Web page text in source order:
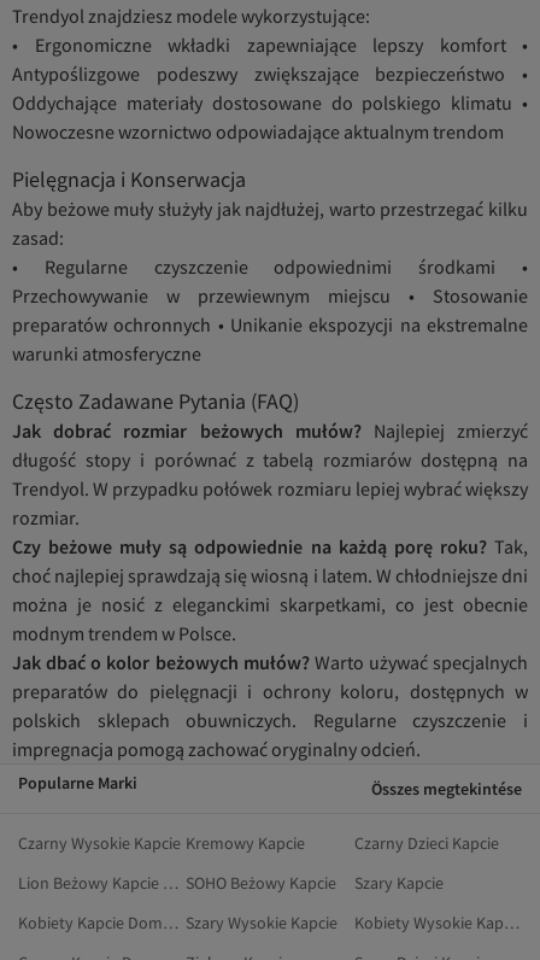
Trendyol znajdziesz modele wykorzystujące:
• Ergonomiczne wkładki zapewniające lepszy komfort •
Antypoślizgowe podeszwy zwiększające bezpieczeństwo •
Oddychające materiały dostosowane do polskiego klimatu •
Nowoczesne wzornictwo odpowiadające aktualnym trendom
Pielęgnacja i Konserwacja
Aby beżowe muły służyły jak najdłużej, warto przestrzegać kilku
zasad:
• Regularne czyszczenie odpowiednimi środkami •
Przechowywanie w przewiewnym miejscu • Stosowanie
preparatów ochronnych • Unikanie ekspozycji na ekstremalne
warunki atmosferyczne
Często Zadawane Pytania (FAQ)
Jak dobrać rozmiar beżowych mułów?Najlepiej zmierzyć
długość stopy i porównać z tabelą rozmiarów dostępną na
Trendyol. W przypadku połówek rozmiaru lepiej wybrać większy
rozmiar.
Czy beżowe muły są odpowiednie na każdą porę roku?Tak,
choć najlepiej sprawdzają się wiosną i latem. W chłodniejsze dni
można je nosić z eleganckimi skarpetkami, co jest obecnie
modnym trendem w Polsce.
Jak dbać o kolor beżowych mułów?Warto używać specjalnych
preparatów do pielęgnacji i ochrony koloru, dostępnych w
polskich sklepach obuwniczych. Regularne czyszczenie i
impregnacja pomogą zachować oryginalny odcień.
Popularne Marki Összes megtekintése
Czarny Wysokie Kapcie Kremowy Kapcie
Czarny Dzieci Kapcie
Lion Beżowy Kapcie Domowe SOHO Beżowy Kapcie
Szary Kapcie
Kobiety Kapcie Domowe Szary Wysokie Kapcie
Kobiety Wysokie Kapcie